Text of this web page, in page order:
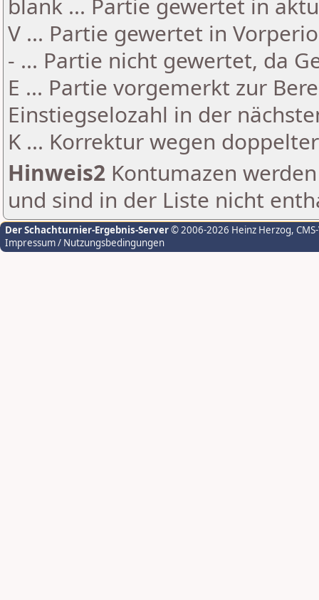
blank ... Partie gewertet in
V ... Partie gewertet in
- ... Partie nicht gewertet, da
E ... Partie vorgemerkt zur
Einstiegselozahl in der
K ... Korrektur wegen
Hinweis2 Kontumazen
und sind in der Liste nicht
Der Schachturnier-Ergebnis-Server© 2006-2026 Heinz Herzog,
Impressum / Nutzungsbedingungen